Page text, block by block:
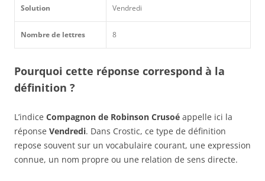
Solution Vendredi
Nombre de lettres 8
Pourquoi cette réponse correspond à la
définition ?
L’indice Compagnon de Robinson Crusoé appelle ici la
réponse Vendredi. Dans Crostic, ce type de définition
repose souvent sur un vocabulaire courant, une expression
connue, un nom propre ou une relation de sens directe.